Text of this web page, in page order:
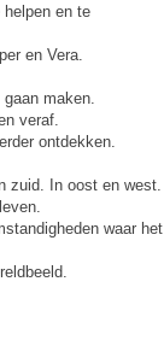
en te
en Vera.
maken.
veraf.
ontdekken.
zuid. In oost en west.
waar het